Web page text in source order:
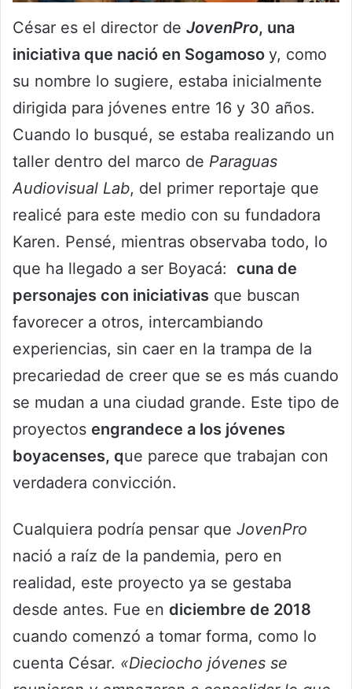
César es el director de JovenPro, una
iniciativa que nació en Sogamoso y, como
su nombre lo sugiere, estaba inicialmente
dirigida para jóvenes entre 16 y 30 años.
Cuando lo busqué, se estaba realizando un
taller dentro del marco de Paraguas
Audiovisual Lab, del primer reportaje que
realicé para este medio con su fundadora
Karen. Pensé, mientras observaba todo, lo
que ha llegado a ser Boyacá: cuna de
personajes con iniciativas que buscan
favorecer a otros, intercambiando
experiencias, sin caer en la trampa de la
precariedad de creer que se es más cuando
se mudan a una ciudad grande. Este tipo de
proyectos engrandece a los jóvenes
boyacenses, que parece que trabajan con
verdadera convicción.
Cualquiera podría pensar que JovenPro
nació a raíz de la pandemia, pero en
realidad, este proyecto ya se gestaba
desde antes. Fue en diciembre de 2018
cuando comenzó a tomar forma, como lo
cuenta César. «Dieciocho jóvenes se